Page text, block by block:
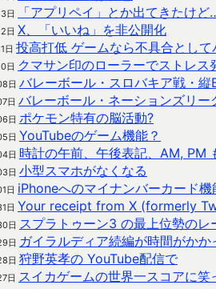
日 「アプリペイ」とか出てきたけど
日 X、「いいね」を非公開化
日 投高打低 ゲームなら不具合とし
日 クマサン印のローラーでストレス
日 バレーボール・スロバキア戦・縦
日 バレーボール・ネーションズリー
日 ポケモン特有の脳活動?
日 YouTubeのゲーム機能？
日 時計の午前、午後表記、AM, PM
日 小型スマホがなくなる
日 iPhoneへのマイナンバーカード機
日 Your receipt from X (formerly
日 スプラトゥーン3 の最上位勢のレ
日 ガイラルディア続編が時間がかか
日 狩野英孝の YouTube配信で
日 スイカゲームの世界一スコアに笑